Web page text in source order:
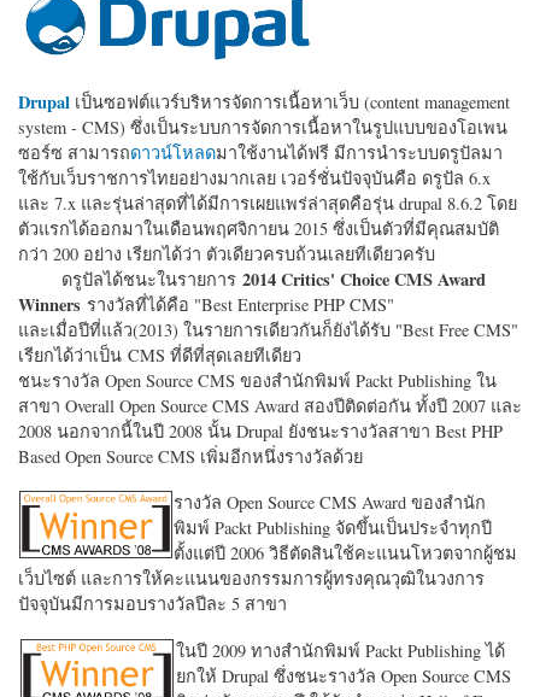
Drupal เป็นซอฟต์แวร์บริหารจัดการเนื้อหาเว็บ (content management
system - CMS) ซึ่งเป็นระบบการจัดการเนื้อหาในรูปแบบของโอเพน
ซอร์ซ สามารถดาวน์โหลดมาใช้งานได้ฟรี มีการนำระบบดรูปัลมา
ใช้กับเว็บราชการไทยอย่างมากเลย เวอร์ชั่นปัจจุบันคือ ดรูปัล 6.x
และ 7.x และรุ่นล่าสุดที่ได้มีการเผยแพร่ล่าสุดคือรุ่น drupal 8.6.2 โดย
ตัวแรกได้ออกมาในเดือนพฤศจิกายน 2015 ซึ่งเป็นตัวที่มีคุณสมบัติ
กว่า 200 อย่าง เรียกได้ว่า ตัวเดียวครบถ้วนเลยทีเดียวครับ
ดรูปัลได้ชนะในรายการ 2014 Critics' Choice CMS Award
Winners รางวัลที่ได้คือ "Best Enterprise PHP CMS"
และเมื่อปีที่แล้ว(2013) ในรายการเดียวกันก็ยังได้รับ "Best Free CMS"
เรียกได้ว่าเป็น CMS ที่ดีที่สุดเลยทีเดียว
ชนะรางวัล Open Source CMS ของสำนักพิมพ์ Packt Publishing ใน
สาขา Overall Open Source CMS Award สองปีติดต่อกัน ทั้งปี 2007 และ
2008 นอกจากนี้ในปี 2008 นั้น Drupal ยังชนะรางวัลสาขา Best PHP
Based Open Source CMS เพิ่มอีกหนึ่งรางวัลด้วย
รางวัล Open Source CMS Award ของสำนัก
พิมพ์ Packt Publishing จัดขึ้นเป็นประจำทุกปี
ตั้งแต่ปี 2006 วิธีตัดสินใช้คะแนนโหวตจากผู้ชม
เว็บไซต์ และการให้คะแนนของกรรมการผู้ทรงคุณวุฒิในวงการ
ปัจจุบันมีการมอบรางวัลปีละ 5 สาขา
ในปี 2009 ทางสำนักพิมพ์ Packt Publishing ได้
ยกให้ Drupal ซึ่งชนะรางวัล Open Source CMS